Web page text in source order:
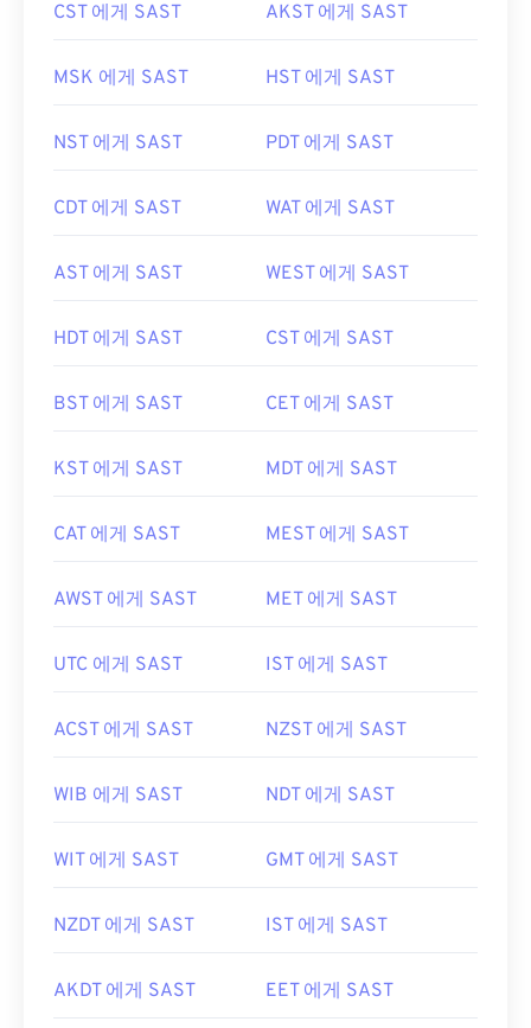
CST 에게 SAST AKST 에게 SAST
MSK 에게 SAST HST 에게 SAST
NST 에게 SAST PDT 에게 SAST
CDT 에게 SAST WAT 에게 SAST
AST 에게 SAST WEST 에게 SAST
HDT 에게 SAST CST 에게 SAST
BST 에게 SAST CET 에게 SAST
KST 에게 SAST MDT 에게 SAST
CAT 에게 SAST MEST 에게 SAST
AWST 에게 SAST MET 에게 SAST
UTC 에게 SAST IST 에게 SAST
ACST 에게 SAST NZST 에게 SAST
WIB 에게 SAST NDT 에게 SAST
WIT 에게 SAST GMT 에게 SAST
NZDT 에게 SAST IST 에게 SAST
AKDT 에게 SAST EET 에게 SAST